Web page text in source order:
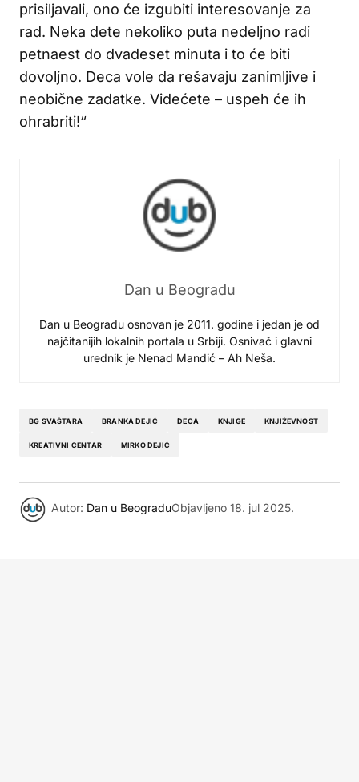
prisiljavali, ono će izgubiti interesovanje za
rad. Neka dete nekoliko puta nedeljno radi
petnaest do dvadeset minuta i to će biti
dovoljno. Deca vole da rešavaju zanimljive i
neobične zadatke. Videćete – uspeh će ih
ohrabriti!“
Dan u Beogradu
Dan u Beogradu osnovan je 2011. godine i jedan je od
najčitanijih lokalnih portala u Srbiji. Osnivač i glavni
urednik je Nenad Mandić – Ah Neša.
BG SVAŠTARA BRANKA DEJIĆ DECA KNJIGE KNJIŽEVNOST
KREATIVNI CENTAR MIRKO DEJIĆ
Autor: Dan u BeograduObjavljeno 18. jul 2025.